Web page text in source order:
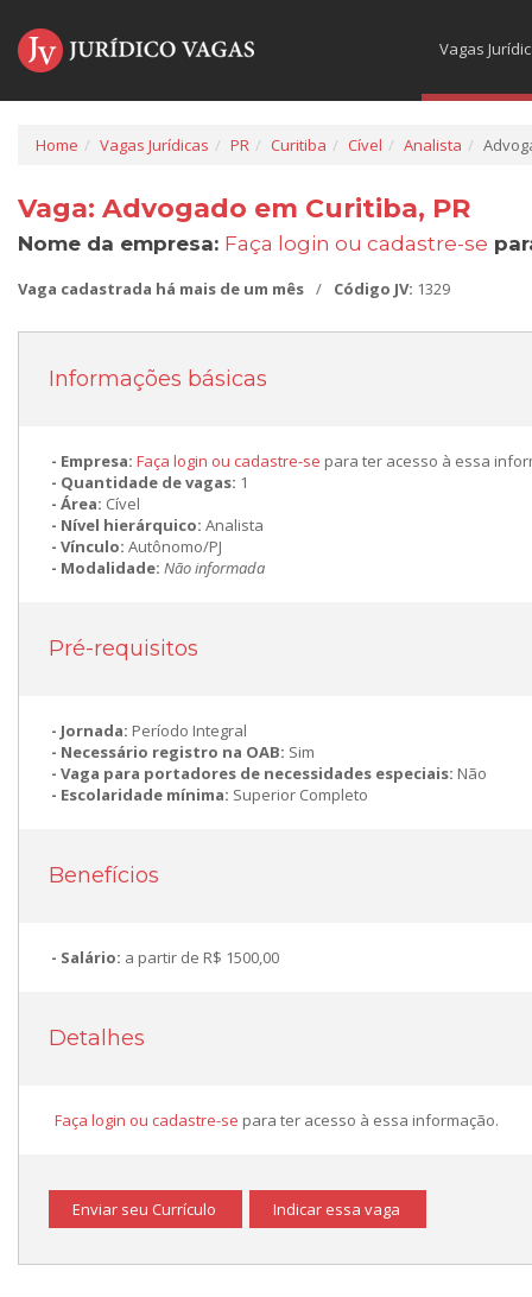
Vagas
Home Vagas Jurídicas PR Curitiba Cível Analista
Vaga: Advogado em Curitiba, PR
Nome da empresa: Faça login ou cadastre-se
Vaga cadastrada há mais de um mês / Código JV: 1329
Informações básicas
Empresa: Faça login ou cadastre-se para ter acesso à essa
Quantidade de vagas: 1
Área: Cível
Nível hierárquico: Analista
Vínculo: Autônomo/PJ
Modalidade: Não informada
Pré-requisitos
Jornada: Período Integral
Necessário registro na OAB: Sim
Vaga para portadores de necessidades especiais: Não
Escolaridade mínima: Superior Completo
Benefícios
Salário: a partir de R$ 1500,00
Detalhes
Faça login ou cadastre-se para ter acesso à essa informação.
Enviar seu Currículo Indicar essa vaga